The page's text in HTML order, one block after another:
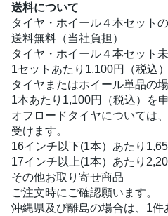
送料について
タイヤ・ホイール４本セット
送料無料（当社負担）
タイヤ・ホイール４本セット
1セットあたり1,100円（税込
タイヤまたはホイール単品の
1本あたり1,100円（税込）を
オフロードタイヤについては
受けます。
16インチ以下(1本）あたり
17インチ以上(1本）あたり
その他お取り寄せ商品
ご注文時にご確認願います。
沖縄県及び離島の場合は、1